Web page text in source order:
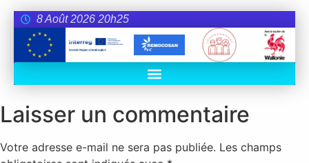
8 Août 2026 20h25
Laisser un commentaire
Votre adresse e-mail ne sera pas publiée. Les champs